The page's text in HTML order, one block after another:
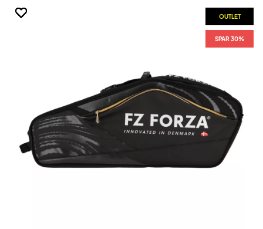
OUTLET
SPAR 30%
OUTLET
SPAR 30%
OUTLET
SPAR 30%
OUTLET
SPAR 30%
OUTLET
SPAR 30%